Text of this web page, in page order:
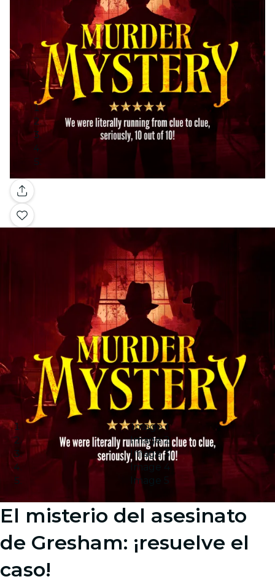
Galería
Image 1
Image 2
Image 3
Image 4
Image 5
El misterio del asesinato
de Gresham: ¡resuelve el
caso!